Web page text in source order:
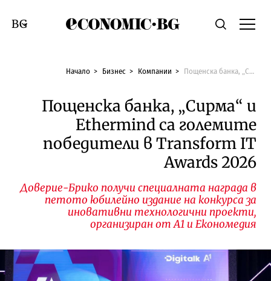
Economic.bgТърсене
Смяна на език
Начало Бизнес Компании Пощенска банка, „Сирма“ и Ethermind са големите победители в Transform IT Awards 2026
Пощенска банка, „Сирма“ и
Ethermind са големите
победители в Transform IT
Awards 2026
Доверие-Брико получи специалната награда в
петото юбилейно издание на конкурса за
иновативни технологични проекти,
организиран от А1 и Економедия